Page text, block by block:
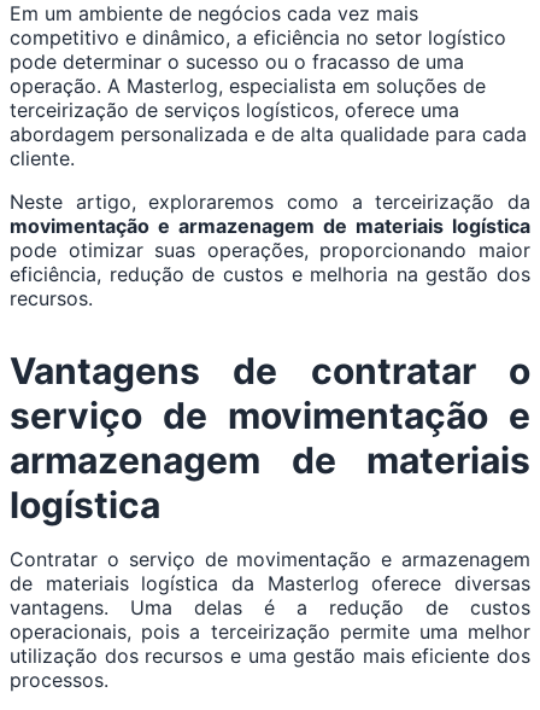
Em um ambiente de negócios cada vez mais
competitivo e dinâmico, a eficiência no setor logístico
pode determinar o sucesso ou o fracasso de uma
operação. A Masterlog, especialista em soluções de
terceirização de serviços logísticos, oferece uma
abordagem personalizada e de alta qualidade para cada
cliente.
Neste artigo, exploraremos como a terceirização da
movimentação e armazenagem de materiais logística
pode otimizar suas operações, proporcionando maior
eficiência, redução de custos e melhoria na gestão dos
recursos.
Vantagens de contratar o
serviço de movimentação e
armazenagem de materiais
logística
Contratar o serviço de movimentação e armazenagem
de materiais logística da Masterlog oferece diversas
vantagens. Uma delas é a redução de custos
operacionais, pois a terceirização permite uma melhor
utilização dos recursos e uma gestão mais eficiente dos
processos.